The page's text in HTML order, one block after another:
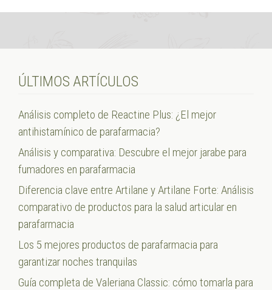
ÚLTIMOS ARTÍCULOS
Análisis completo de Reactine Plus: ¿El mejor
antihistamínico de parafarmacia?
Análisis y comparativa: Descubre el mejor jarabe para
fumadores en parafarmacia
Diferencia clave entre Artilane y Artilane Forte: Análisis
comparativo de productos para la salud articular en
parafarmacia
Los 5 mejores productos de parafarmacia para
garantizar noches tranquilas
Guía completa de Valeriana Classic: cómo tomarla para